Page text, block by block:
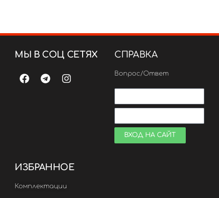
МЫ В СОЦ СЕТЯХ СПРАВКА
Вопрос/Ответ
ВХОД НА САЙТ
ИЗБРАННОЕ
Комплектации